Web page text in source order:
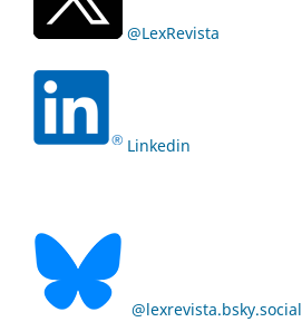
@LexRevista
Linkedin
@lexrevista.bsky.social